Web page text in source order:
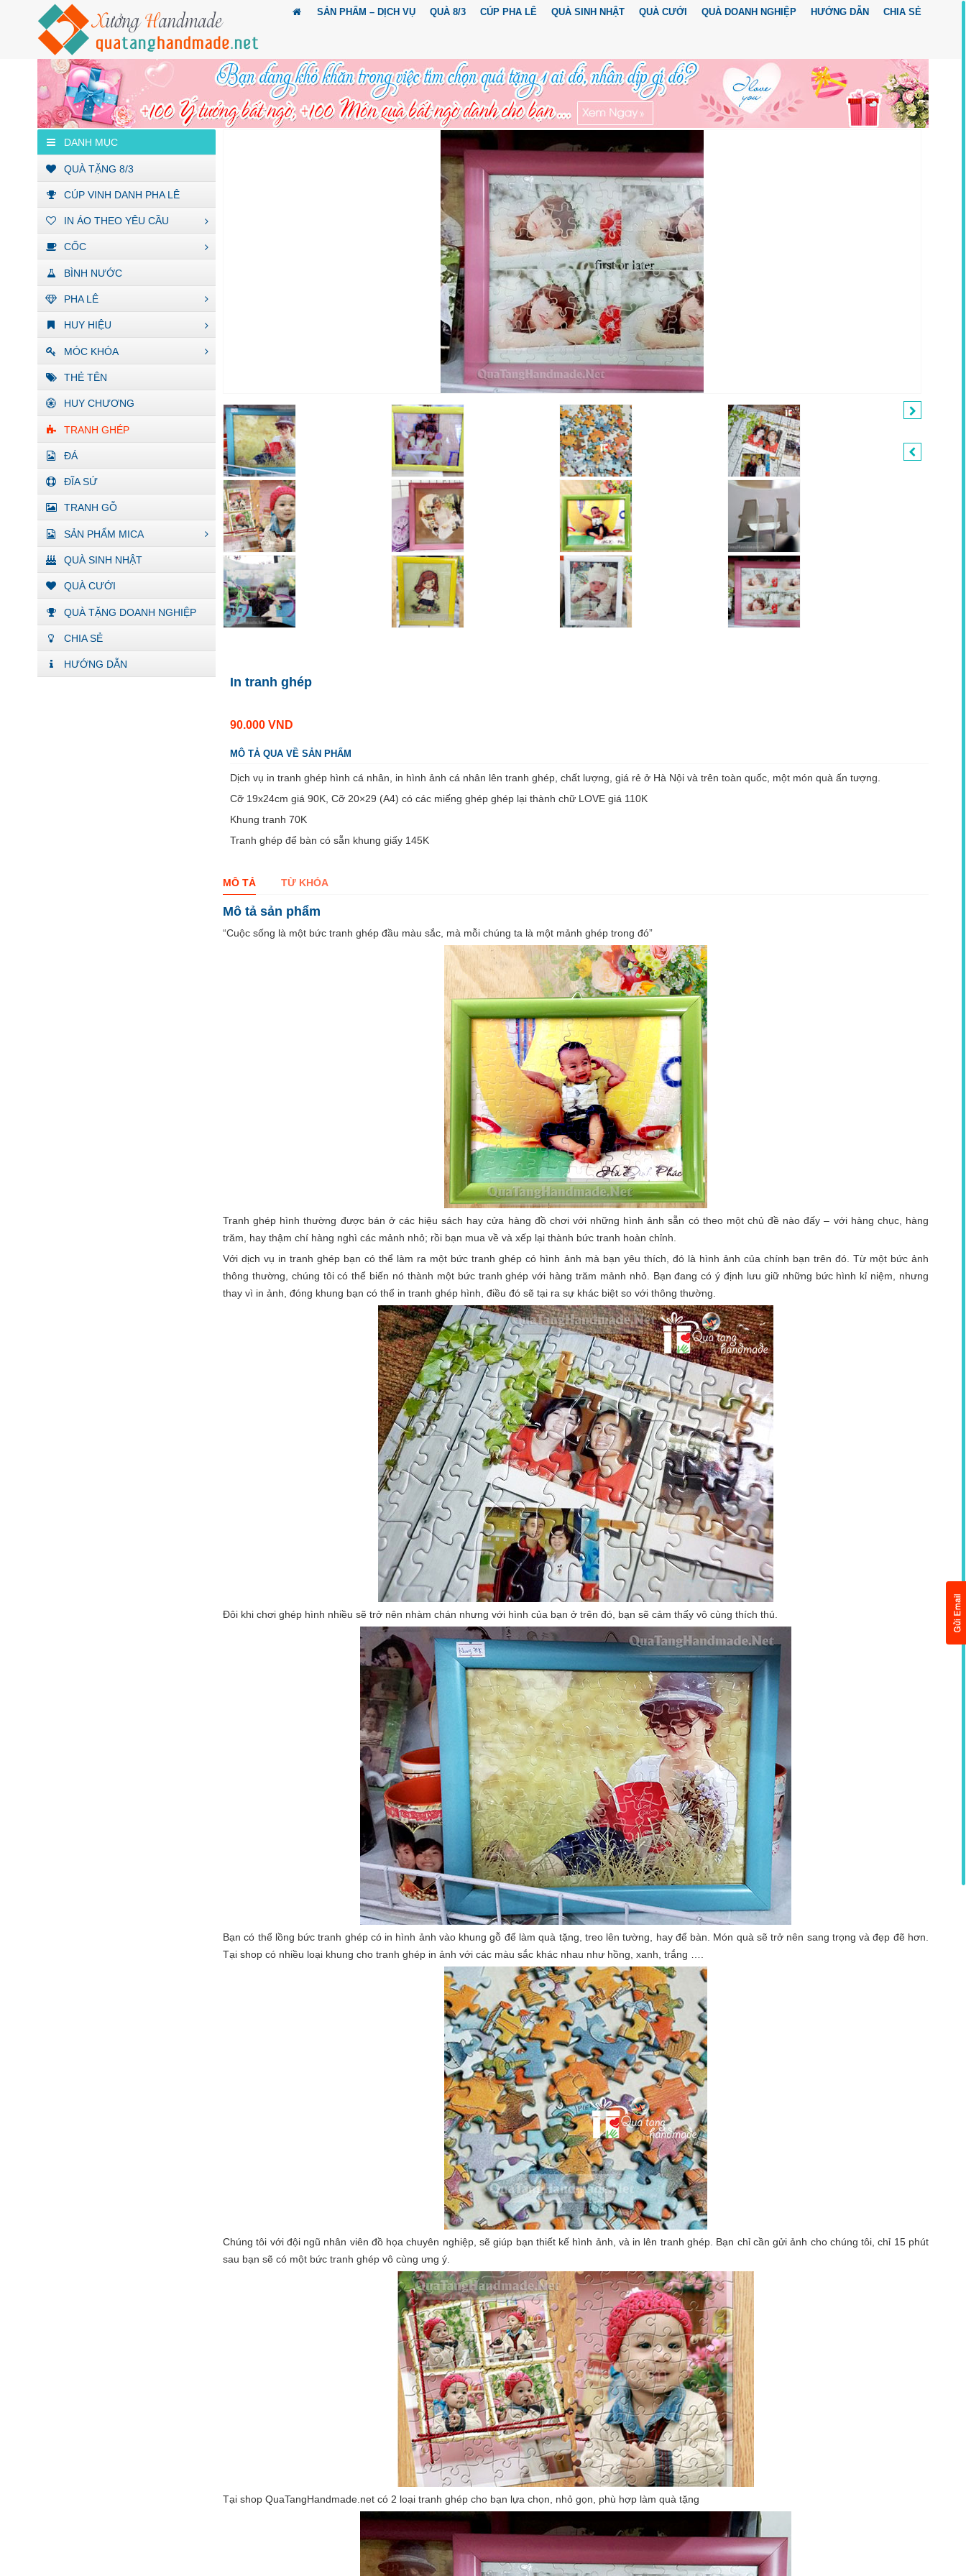
SẢN PHẨM – DỊCH VỤ QUÀ 8/3 CÚP PHA LÊ QUÀ SINH NHẬT QUÀ CƯỚI QUÀ DOANH NGHIỆP HƯỚNG DẪN CHIA SẺ
DANH MỤC
QUÀ TẶNG 8/3
CÚP VINH DANH PHA LÊ
IN ÁO THEO YÊU CẦU
CỐC
BÌNH NƯỚC
PHA LÊ
HUY HIỆU
MÓC KHÓA
THẺ TÊN
HUY CHƯƠNG
TRANH GHÉP
ĐÁ
ĐĨA SỨ
TRANH GỖ
SẢN PHẨM MICA
QUÀ SINH NHẬT
QUÀ CƯỚI
QUÀ TẶNG DOANH NGHIỆP
CHIA SẺ
HƯỚNG DẪN
In tranh ghép
90.000 VND
MÔ TẢ QUA VỀ SẢN PHẨM
Dịch vụ in tranh ghép hình cá nhân, in hình ảnh cá nhân lên tranh ghép, chất lượng, giá rẻ ở Hà Nội và trên toàn quốc, một món quà ấn tượng.
Cỡ 19x24cm giá 90K, Cỡ 20×29 (A4) có các miếng ghép ghép lại thành chữ LOVE giá 110K
Khung tranh 70K
Tranh ghép để bàn có sẵn khung giấy 145K
MÔ TẢ TỪ KHÓA
Mô tả sản phẩm
“Cuộc sống là một bức tranh ghép đầu màu sắc, mà mỗi chúng ta là một mảnh ghép trong đó”
Tranh ghép hình thường được bán ở các hiệu sách hay cửa hàng đồ chơi với những hình ảnh sẵn có theo một chủ đề nào đấy – với hàng chục, hàng
trăm, hay thậm chí hàng nghì các mảnh nhỏ; rồi bạn mua về và xếp lại thành bức tranh hoàn chỉnh.
Với dịch vụ in tranh ghép bạn có thể làm ra một bức tranh ghép có hình ảnh mà bạn yêu thích, đó là hình ảnh của chính bạn trên đó. Từ một bức ảnh
thông thường, chúng tôi có thể biến nó thành một bức tranh ghép với hàng trăm mảnh nhỏ. Bạn đang có ý định lưu giữ những bức hình kỉ niệm, nhưng
thay vì in ảnh, đóng khung bạn có thể in tranh ghép hình, điều đó sẽ tại ra sự khác biệt so với thông thường.
Đôi khi chơi ghép hình nhiều sẽ trở nên nhàm chán nhưng với hình của bạn ở trên đó, bạn sẽ cảm thấy vô cùng thích thú.
Bạn có thể lồng bức tranh ghép có in hình ảnh vào khung gỗ để làm quà tặng, treo lên tường, hay để bàn. Món quà sẽ trở nên sang trọng và đẹp đẽ hơn.
Tại shop có nhiều loại khung cho tranh ghép in ảnh với các màu sắc khác nhau như hồng, xanh, trắng ….
Chúng tôi với đội ngũ nhân viên đồ họa chuyên nghiệp, sẽ giúp bạn thiết kế hình ảnh, và in lên tranh ghép. Bạn chỉ cần gửi ảnh cho chúng tôi, chỉ 15 phút
sau bạn sẽ có một bức tranh ghép vô cùng ưng ý.
Tại shop QuaTangHandmade.net có 2 loại tranh ghép cho bạn lựa chọn, nhỏ gọn, phù hợp làm quà tặng